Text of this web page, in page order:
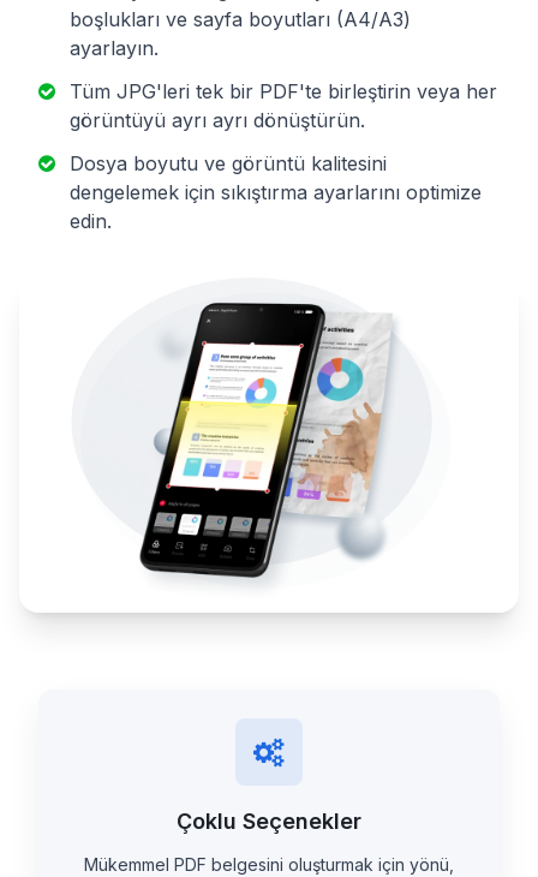
boşlukları ve sayfa boyutları (A4/A3)
ayarlayın.
Tüm JPG'leri tek bir PDF'te birleştirin veya her
görüntüyü ayrı ayrı dönüştürün.
Dosya boyutu ve görüntü kalitesini
dengelemek için sıkıştırma ayarlarını optimize
edin.
Çoklu Seçenekler
Mükemmel PDF belgesini oluşturmak için yönü,